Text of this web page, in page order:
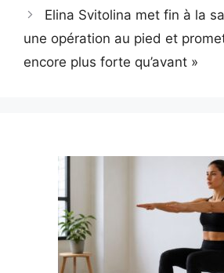
Elina Svitolina met fin à la
une opération au pied et
encore plus forte qu’avant »